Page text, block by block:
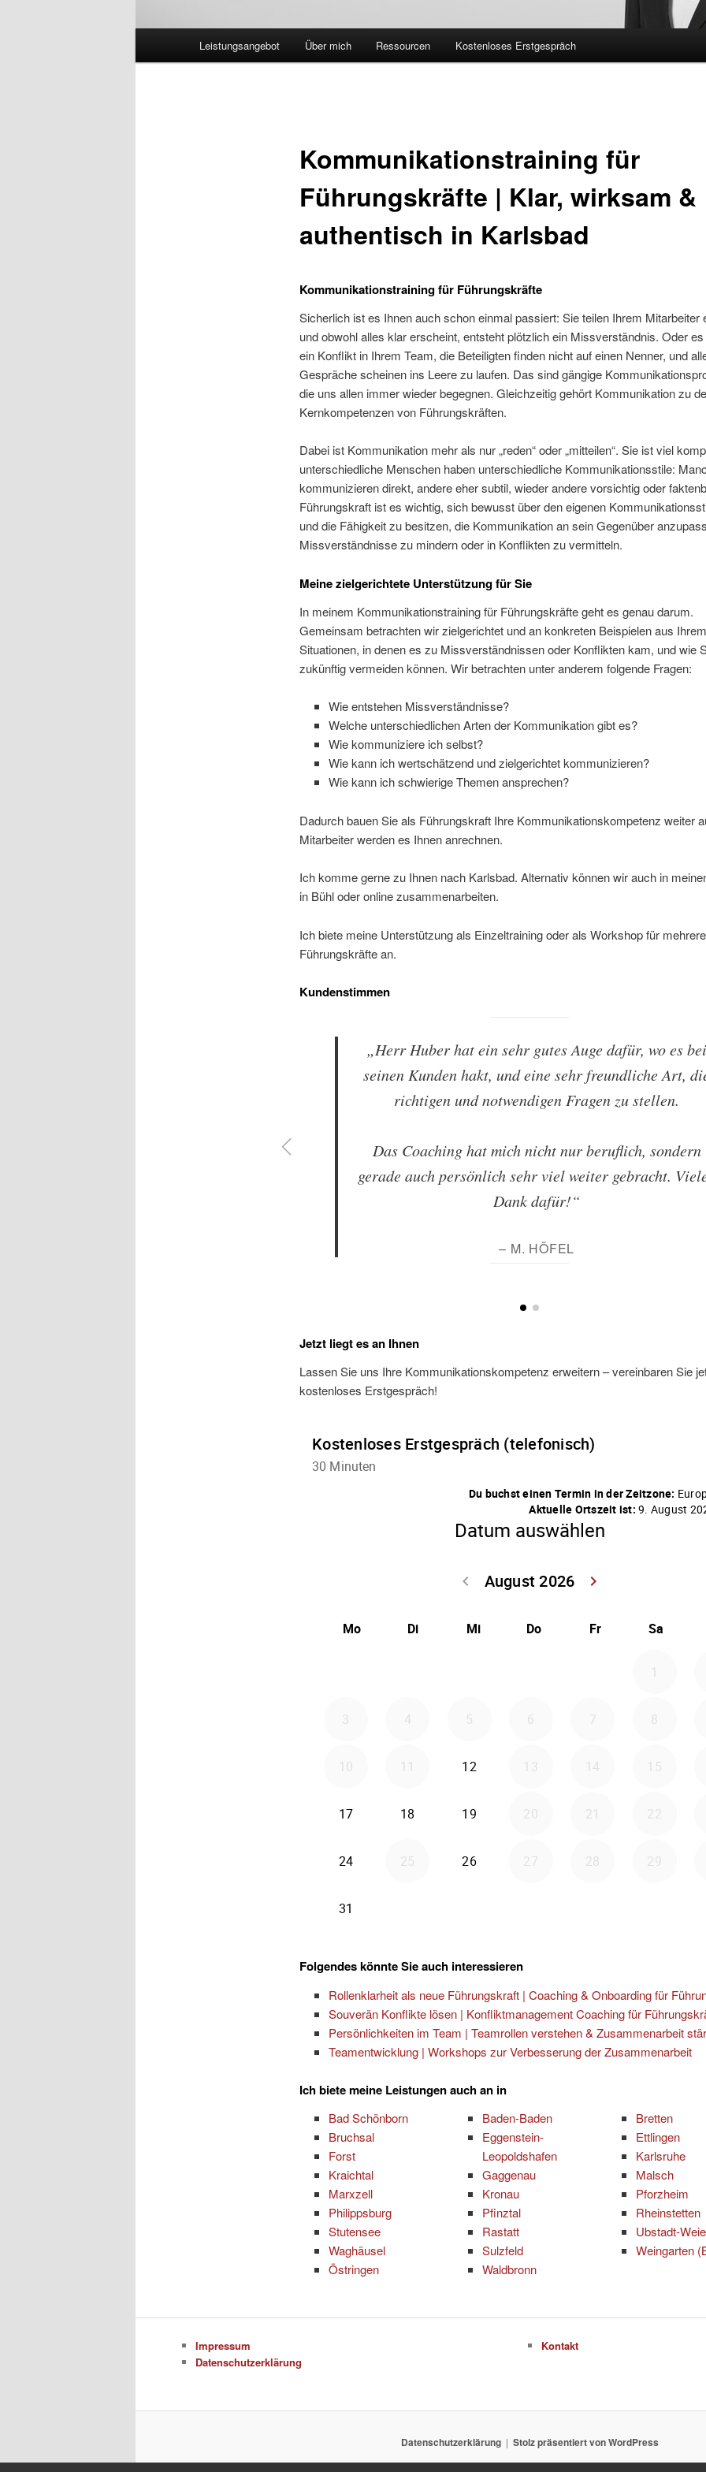
Leistungsangebot Über mich Ressourcen Kostenloses Erstgespräch
Kommunikationstraining für
Führungskräfte | Klar, wirksam &
authentisch in Karlsbad
Kommunikationstraining für Führungskräfte
Sicherlich ist es Ihnen auch schon einmal passiert: Sie teilen Ihrem Mitarbeiter
und obwohl alles klar erscheint, entsteht plötzlich ein Missverständnis. Oder
ein Konflikt in Ihrem Team, die Beteiligten finden nicht auf einen Nenner, und
Gespräche scheinen ins Leere zu laufen. Das sind gängige
die uns allen immer wieder begegnen. Gleichzeitig gehört Kommunikation zu
Kernkompetenzen von Führungskräften.
Dabei ist Kommunikation mehr als nur „reden“ oder „mitteilen“. Sie ist viel
unterschiedliche Menschen haben unterschiedliche Kommunikationsstile:
kommunizieren direkt, andere eher subtil, wieder andere vorsichtig oder
Führungskraft ist es wichtig, sich bewusst über den eigenen
und die Fähigkeit zu besitzen, die Kommunikation an sein Gegenüber
Missverständnisse zu mindern oder in Konflikten zu vermitteln.
Meine zielgerichtete Unterstützung für Sie
In meinem Kommunikationstraining für Führungskräfte geht es genau darum.
Gemeinsam betrachten wir zielgerichtet und an konkreten Beispielen aus
Situationen, in denen es zu Missverständnissen oder Konflikten kam, und wie
zukünftig vermeiden können. Wir betrachten unter anderem folgende Fragen:
Wie entstehen Missverständnisse?
Welche unterschiedlichen Arten der Kommunikation gibt es?
Wie kommuniziere ich selbst?
Wie kann ich wertschätzend und zielgerichtet kommunizieren?
Wie kann ich schwierige Themen ansprechen?
Dadurch bauen Sie als Führungskraft Ihre Kommunikationskompetenz weiter
Mitarbeiter werden es Ihnen anrechnen.
Ich komme gerne zu Ihnen nach Karlsbad. Alternativ können wir auch in
in Bühl oder online zusammenarbeiten.
Ich biete meine Unterstützung als Einzeltraining oder als Workshop für mehrere
Führungskräfte an.
Kundenstimmen
„Herr Huber hat ein sehr gutes Auge dafür, wo es bei
seinen Kunden hakt, und eine sehr freundliche Art,
richtigen und notwendigen Fragen zu stellen.
Das Coaching hat mich nicht nur beruflich, sondern
gerade auch persönlich sehr viel weiter gebracht.
Dank dafür!“
– M. HÖFEL
Jetzt liegt es an Ihnen
Lassen Sie uns Ihre Kommunikationskompetenz erweitern – vereinbaren Sie
kostenloses Erstgespräch!
Folgendes könnte Sie auch interessieren
Rollenklarheit als neue Führungskraft | Coaching & Onboarding für
Souverän Konflikte lösen | Konfliktmanagement Coaching für
Persönlichkeiten im Team | Teamrollen verstehen & Zusammenarbeit
Teamentwicklung | Workshops zur Verbesserung der Zusammenarbeit
Ich biete meine Leistungen auch an in
Bad Schönborn
Bruchsal
Forst
Kraichtal
Marxzell
Philippsburg
Stutensee
Waghäusel
Östringen
Baden-Baden
Eggenstein-
Leopoldshafen
Gaggenau
Kronau
Pfinztal
Rastatt
Sulzfeld
Waldbronn
Bretten
Ettlingen
Karlsruhe
Malsch
Pforzheim
Rheinstetten
Ubstadt-
Weingarten
Impressum
Datenschutzerklärung
Kontakt
Datenschutzerklärung Stolz präsentiert von WordPress